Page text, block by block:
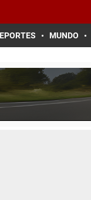
MUNDO